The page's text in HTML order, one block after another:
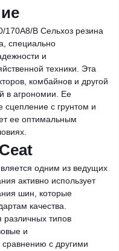
170A8/B Сельхоз резина
специально
и
техники. Эта
комбайнов и другой
в агрономии. Ее
сцепление с грунтом и
ее оптимальным
одним из ведущих
активно использует
шин, которые
качества.
различных типов
и
с другими